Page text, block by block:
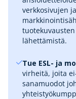
verkkosivujen
lähettämistä.
Tue ESL- ja
virheitä, joita
sanamuodot